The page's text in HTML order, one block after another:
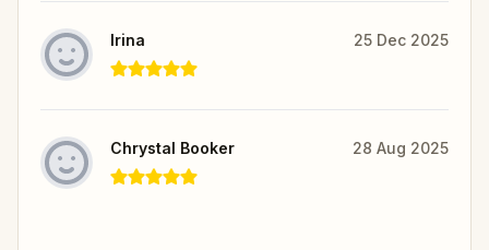
Irina 25 Dec 2025
Chrystal Booker 28 Aug 2025